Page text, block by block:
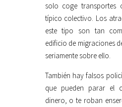
solo coge transportes
típico colectivo. Los
este tipo son tan
edificio de migraciones
seriamente sobre ello.
También hay falsos
que pueden parar el
dinero, o te roban